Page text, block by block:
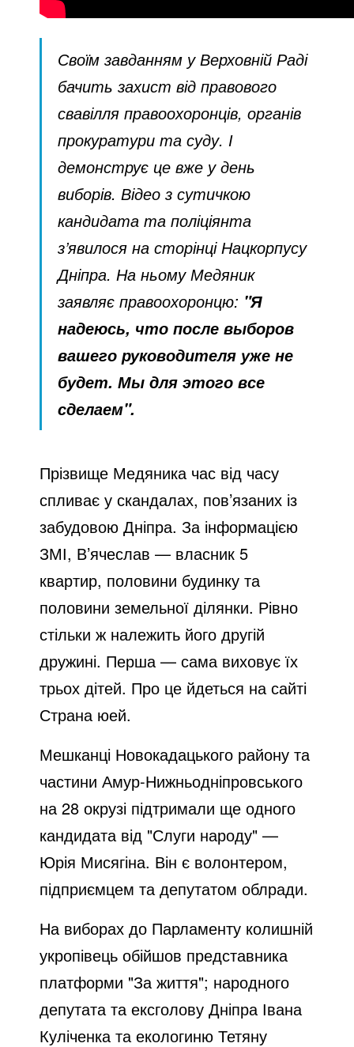
Своїм завданням у Верховній Раді
бачить захист від правового
свавілля правоохоронців, органів
прокуратури та суду. І
демонструє це вже у день
виборів. Відео з сутичкою
кандидата та поліціянта
з’явилося на сторінці Нацкорпусу
Дніпра. На ньому Медяник
заявляє правоохоронцю: "Я
надеюсь, что после выборов
вашего руководителя уже не
будет. Мы для этого все
сделаем".
Прізвище Медяника час від часу
спливає у скандалах, пов’язаних із
забудовою Дніпра. За інформацією
ЗМІ, В’ячеслав — власник 5
квартир, половини будинку та
половини земельної ділянки. Рівно
стільки ж належить його другій
дружині. Перша — сама виховує їх
трьох дітей. Про це йдеться на сайті
Страна юей.
Мешканці Новокадацького району та
частини Амур-Нижньодніпровського
на 28 окрузі підтримали ще одного
кандидата від "Слуги народу" —
Юрія Мисягіна. Він є волонтером,
підприємцем та депутатом облради.
На виборах до Парламенту колишній
укропівець обійшов представника
платформи "За життя"; народного
депутата та ексголову Дніпра Івана
Куліченка та екологиню Тетяну